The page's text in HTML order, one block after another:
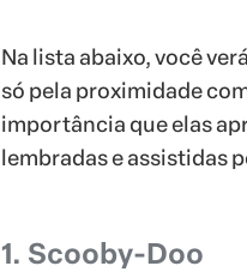
Na lista abaixo, você
só pela proximidade
importância que elas
lembradas e assistidas
1. Scooby-Doo